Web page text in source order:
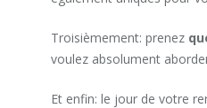
Troisièmement: prenez
voulez absolument
Et enfin: le jour de votre